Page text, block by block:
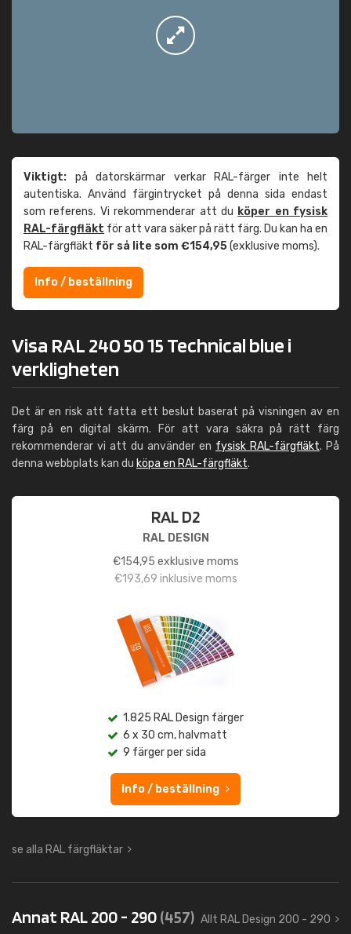
Viktigt: på datorskärmar verkar RAL-färger inte helt
autentiska. Använd färgintrycket på denna sida endast
som referens. Vi rekommenderar att du köper en fysisk
RAL-färgfläkt för att vara säker på rätt färg. Du kan ha en
RAL-färgfläkt för så lite som €154,95(exklusive moms).
Info / beställning
Visa RAL 240 50 15 Technical blue i
verkligheten
Det är en risk att fatta ett beslut baserat på visningen av en
färg på en digital skärm. För att vara säkra på rätt färg
rekommenderar vi att du använder en fysisk RAL-färgfläkt. På
denna webbplats kan du köpa en RAL-färgfläkt.
RAL D2
RAL DESIGN
€154,95 exklusive moms
€193,69 inklusive moms
1.825 RAL Design färger
6 x 30 cm, halvmatt
9 färger per sida
Info / beställning
se alla RAL färgfläktar
Annat RAL 200 - 290(457) Allt RAL Design 200 - 290